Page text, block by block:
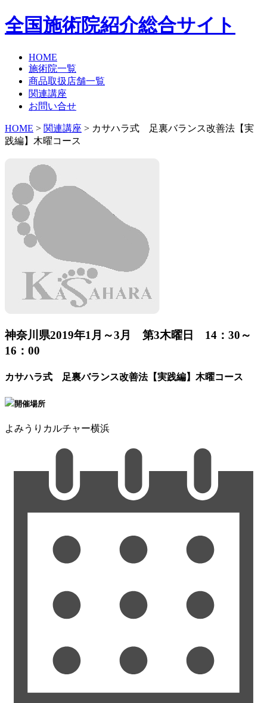
全国施術院紹介総合サイト
HOME
施術院一覧
商品取扱店舗一覧
関連講座
お問い合せ
HOME > 関連講座 > カサハラ式 足裏バランス改善法【実
践編】木曜コース
神奈川県2019年1月～3月 第3木曜日 14：30～
16：00
カサハラ式 足裏バランス改善法【実践編】木曜コース
開催場所
よみうりカルチャー横浜